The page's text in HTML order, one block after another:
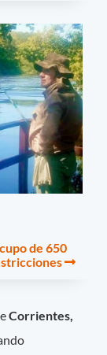
de 650
Corrientes,